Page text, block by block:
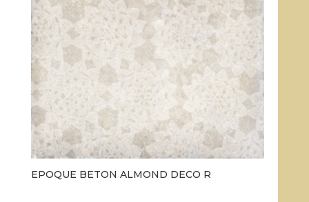
EPOQUE BETON ALMOND DECO R